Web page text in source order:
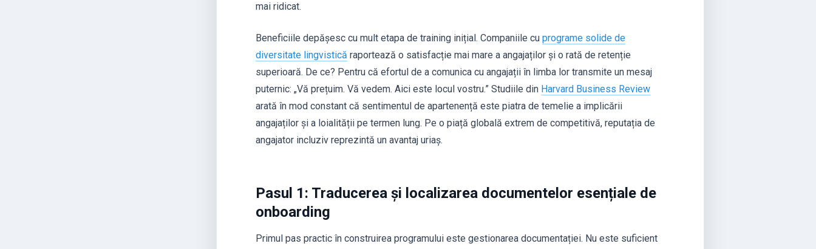
mai ridicat.
Beneficiile depășesc cu mult etapa de training inițial. Companiile cu programe solide de
diversitate lingvistică raportează o satisfacție mai mare a angajaților și o rată de retenție
superioară. De ce? Pentru că efortul de a comunica cu angajații în limba lor transmite un mesaj
puternic: „Vă prețuim. Vă vedem. Aici este locul vostru.” Studiile din Harvard Business Review
arată în mod constant că sentimentul de apartenență este piatra de temelie a implicării
angajaților și a loialității pe termen lung. Pe o piață globală extrem de competitivă, reputația de
angajator incluziv reprezintă un avantaj uriaș.
Pasul 1: Traducerea și localizarea documentelor esențiale de
onboarding
Primul pas practic în construirea programului este gestionarea documentației. Nu este suficient